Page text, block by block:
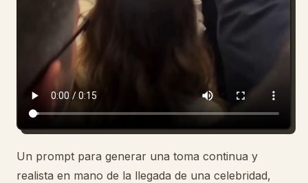
Un prompt para generar una toma continua y
realista en mano de la llegada de una celebridad,